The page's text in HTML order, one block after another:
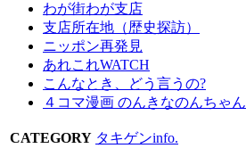
わが街わが支店
支店所在地（歴史探訪）
ニッポン再発見
あれこれWATCH
こんなとき、どう言うの?
４コマ漫画 のんきなのんちゃん
CATEGORY タキゲンinfo.